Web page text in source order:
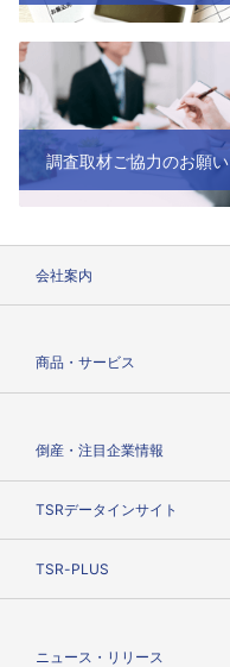
調査取材ご協力のお願い
会社案内
商品・サービス
倒産・注目企業情報
TSRデータインサイト
TSR-PLUS
ニュース・リリース